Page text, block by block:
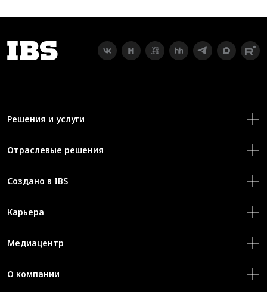
Решения и услуги
Отраслевые решения
Создано в IBS
Карьера
Медиацентр
О компании